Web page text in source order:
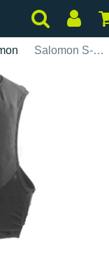
Salomon S-Lab Sense 6